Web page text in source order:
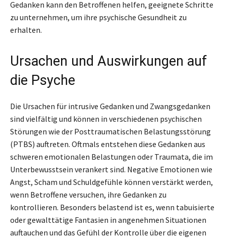
Gedanken kann den Betroffenen helfen, geeignete Schritte
zu unternehmen, um ihre psychische Gesundheit zu
erhalten.
Ursachen und Auswirkungen auf
die Psyche
Die Ursachen für intrusive Gedanken und Zwangsgedanken
sind vielfältig und können in verschiedenen psychischen
Störungen wie der Posttraumatischen Belastungsstörung
(PTBS) auftreten. Oftmals entstehen diese Gedanken aus
schweren emotionalen Belastungen oder Traumata, die im
Unterbewusstsein verankert sind. Negative Emotionen wie
Angst, Scham und Schuldgefühle können verstärkt werden,
wenn Betroffene versuchen, ihre Gedanken zu
kontrollieren. Besonders belastend ist es, wenn tabuisierte
oder gewalttätige Fantasien in angenehmen Situationen
auftauchen und das Gefühl der Kontrolle über die eigenen